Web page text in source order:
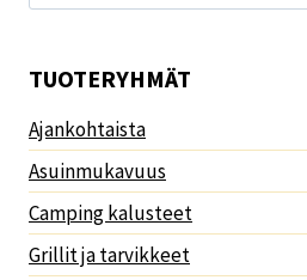
TUOTERYHMÄT
Ajankohtaista
Asuinmukavuus
Camping kalusteet
Grillit ja tarvikkeet